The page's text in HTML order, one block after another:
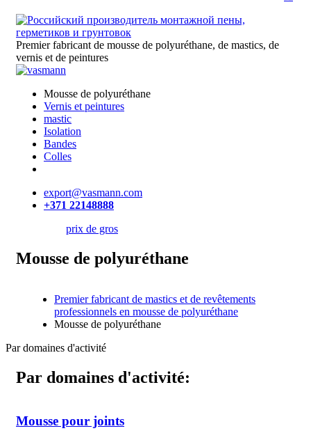
Premier fabricant de mousse de polyuréthane, de mastics, de
vernis et de peintures
Mousse de polyuréthane
Vernis et peintures
mastic
Isolation
Bandes
Colles
export@vasmann.com
+371 22148888
prix de gros
Mousse de polyuréthane
Premier fabricant de mastics et de revêtements
professionnels en mousse de polyuréthane
Mousse de polyuréthane
Par domaines d'activité
Par domaines d'activité:
Mousse pour joints